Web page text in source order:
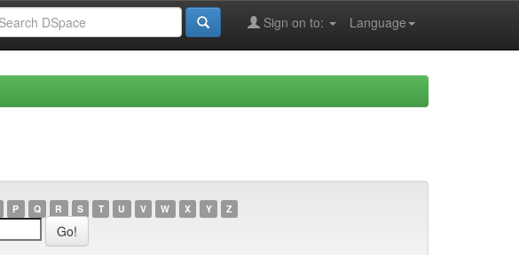
Language
Sign on to:
P Q R S T U V W X Y Z